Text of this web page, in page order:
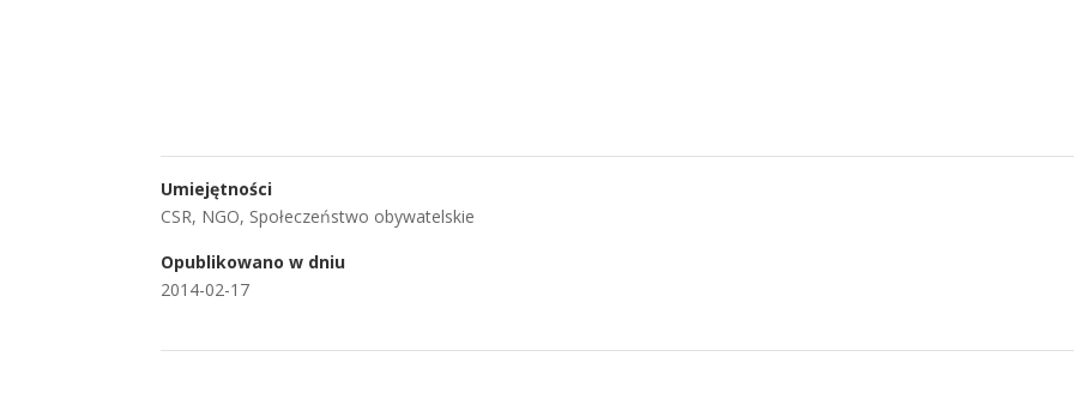
Umiejętności
CSR, NGO, Społeczeństwo obywatelskie
Opublikowano w dniu
2014-02-17